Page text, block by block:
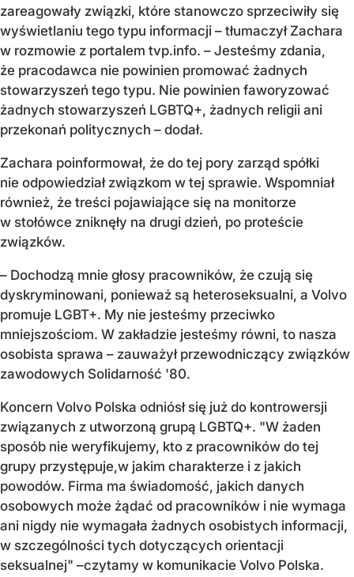
zareagowały związki, które stanowczo sprzeciwiły się
wyświetlaniu tego typu informacji – tłumaczył Zachara
w rozmowie z portalem tvp.info. – Jesteśmy zdania,
że pracodawca nie powinien promować żadnych
stowarzyszeń tego typu. Nie powinien faworyzować
żadnych stowarzyszeń LGBTQ+, żadnych religii ani
przekonań politycznych – dodał.
Zachara poinformował, że do tej pory zarząd spółki
nie odpowiedział związkom w tej sprawie. Wspomniał
również, że treści pojawiające się na monitorze
w stołówce zniknęły na drugi dzień, po proteście
związków.
– Dochodzą mnie głosy pracowników, że czują się
dyskryminowani, ponieważ są heteroseksualni, a Volvo
promuje LGBT+. My nie jesteśmy przeciwko
mniejszościom. W zakładzie jesteśmy równi, to nasza
osobista sprawa – zauważył przewodniczący związków
zawodowych Solidarność '80.
Koncern Volvo Polska odniósł się już do kontrowersji
związanych z utworzoną grupą LGBTQ+. "W żaden
sposób nie weryfikujemy, kto z pracowników do tej
grupy przystępuje,w jakim charakterze i z jakich
powodów. Firma ma świadomość, jakich danych
osobowych może żądać od pracowników i nie wymaga
ani nigdy nie wymagała żadnych osobistych informacji,
w szczególności tych dotyczących orientacji
seksualnej" –czytamy w komunikacie Volvo Polska.